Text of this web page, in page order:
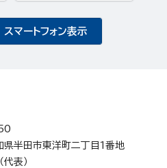
スマートフォン表示
田市東洋町二丁目1番地
表）